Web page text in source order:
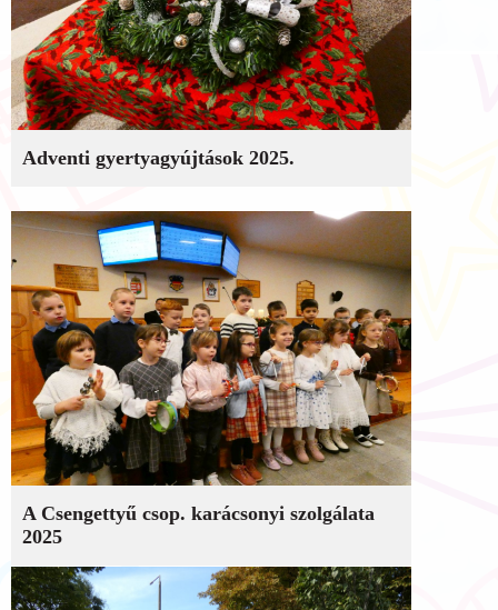
Adventi gyertyagyújtások 2025.
A Csengettyű csop. karácsonyi szolgálata
2025